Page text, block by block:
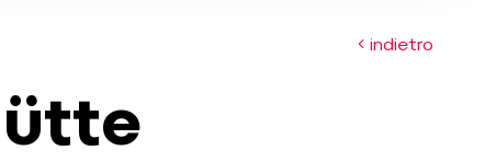
indietro